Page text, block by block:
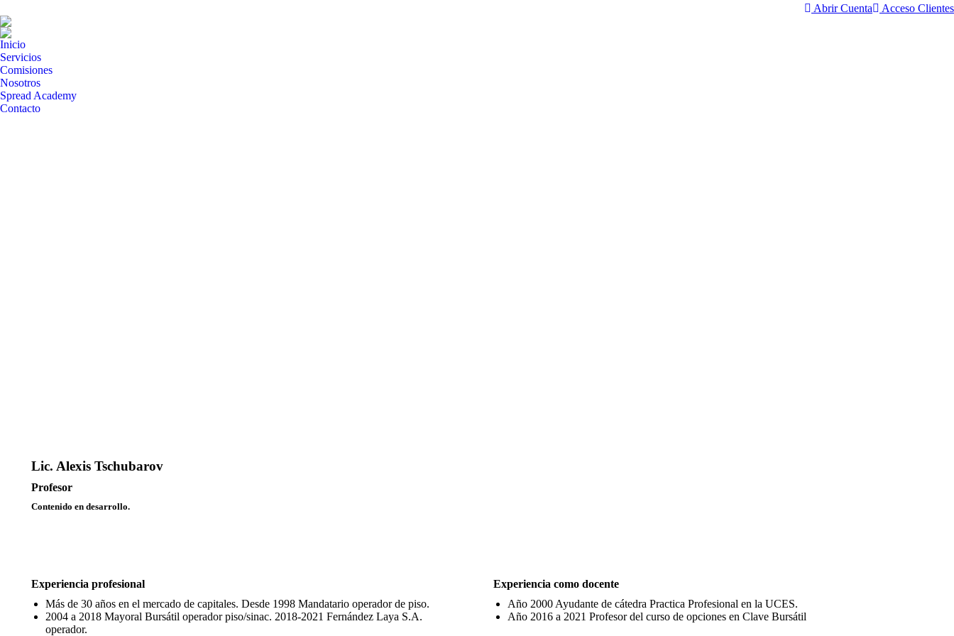
Abrir Cuenta Acceso Clientes
Inicio
Servicios
Comisiones
Nosotros
Spread Academy
Contacto
Lic. Alexis Tschubarov
Profesor
Contenido en desarrollo.
Experiencia profesional
Más de 30 años en el mercado de capitales. Desde 1998 Mandatario operador de piso.
2004 a 2018 Mayoral Bursátil operador piso/sinac. 2018-2021 Fernández Laya S.A.
operador.
Experiencia como docente
Año 2000 Ayudante de cátedra Practica Profesional en la UCES.
Año 2016 a 2021 Profesor del curso de opciones en Clave Bursátil